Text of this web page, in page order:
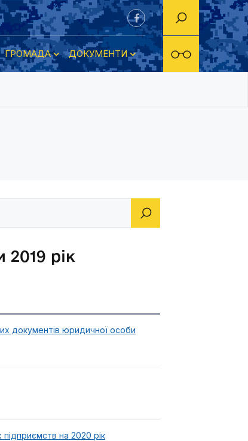
ГРОМАДА ДОКУМЕНТИ
2019 рік
документів юридичної особи
на 2020 рік